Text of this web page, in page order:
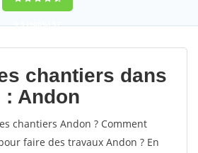
9,5(100%)57
votes
chantiers dans
Andon
chantiers Andon ? Comment
faire des travaux Andon ? En